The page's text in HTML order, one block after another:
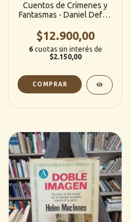
Cuentos de Crímenes y
Fantasmas - Daniel Defoe
$12.900,00
6 cuotas sin interés de
$2.150,00